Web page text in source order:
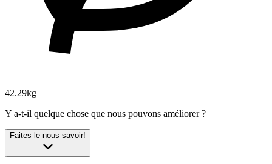
42.29kg
Y a-t-il quelque chose que nous pouvons améliorer ?
Faites le nous savoir!